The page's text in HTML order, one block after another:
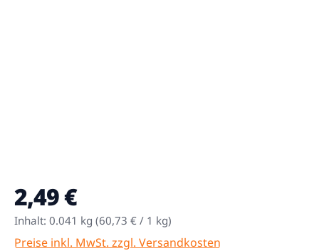
Regulärer Preis:
2,49 €
Inhalt: 0.041 kg (60,73 € / 1 kg)
Preise inkl. MwSt. zzgl. Versandkosten